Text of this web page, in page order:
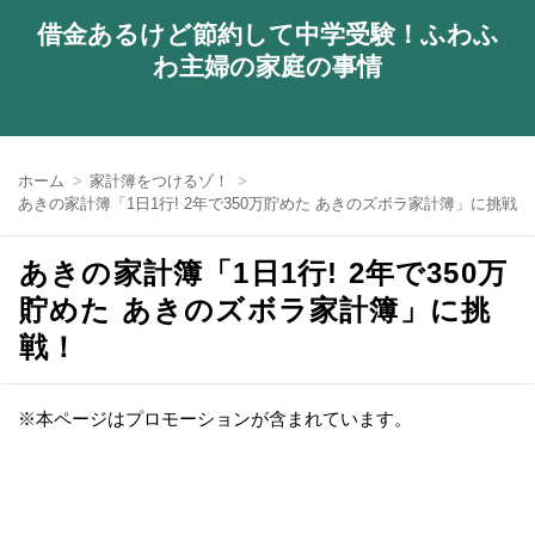
借金あるけど節約して中学受験！ふわふ
わ主婦の家庭の事情
ホーム
家計簿をつけるゾ！
あきの家計簿「1日1行! 2年で350万貯めた あきのズボラ家計簿」に挑戦！
あきの家計簿「1日1行! 2年で350万
貯めた あきのズボラ家計簿」に挑
戦！
※本ページはプロモーションが含まれています。